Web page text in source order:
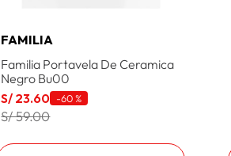
FAMILIA
Familia Portavela De Ceramica
Negro Bu00
S/ 23.60 -60 %
S/ 59.00